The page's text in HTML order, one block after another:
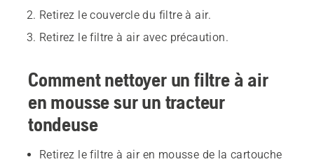
Retirez le couvercle du filtre à air.
Retirez le filtre à air avec précaution.
Comment nettoyer un filtre à air
en mousse sur un tracteur
tondeuse
Retirez le filtre à air en mousse de la cartouche